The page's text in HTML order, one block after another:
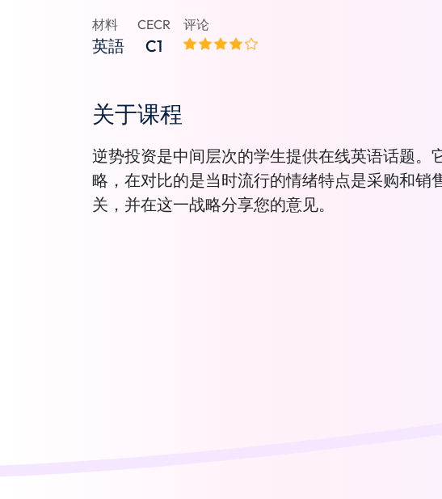
材料
英語
CECR
C1
评论
关于课程
逆势投资是中间层次的学生提供在线英语话题。
略，在对比的是当时流行的情绪特点是采购和销
关，并在这一战略分享您的意见。